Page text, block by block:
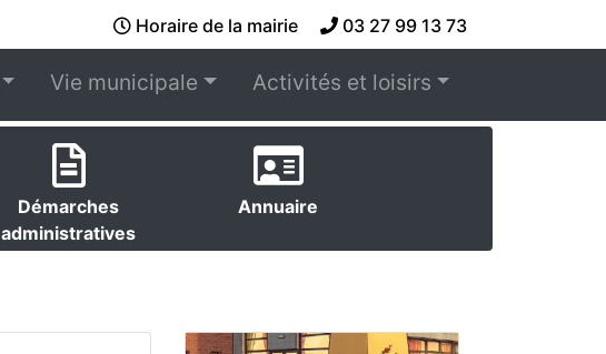
Horaire de la mairie 03 27 99 13 73
Vie municipale Activités et loisirs
Démarches
administratives
Annuaire